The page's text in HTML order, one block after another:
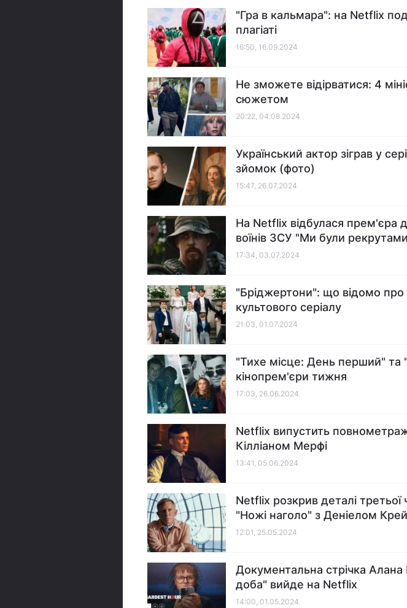
"Гра в кальмара": на Netflix
плагіаті
16:50, 16.09.2024
Не зможете відірватися: 4
сюжетом
20:22, 04.08.2024
Український актор зіграв у
зйомок (фото)
15:47, 26.07.2024
На Netflix відбулася прем'єра
воїнів ЗСУ "Ми були
17:34, 03.07.2024
"Бріджертони": що відомо про
культового серіалу
21:03, 01.07.2024
"Тихе місце: День перший" та
кінопрем'єри тижня
17:03, 26.06.2024
Netflix випустить
Кілліаном Мерфі
13:41, 05.06.2024
Netflix розкрив деталі третьої
"Ножі наголо" з Деніелом
12:01, 25.05.2024
Документальна стрічка Алана
доба" вийде на Netflix
14:00, 01.05.2024